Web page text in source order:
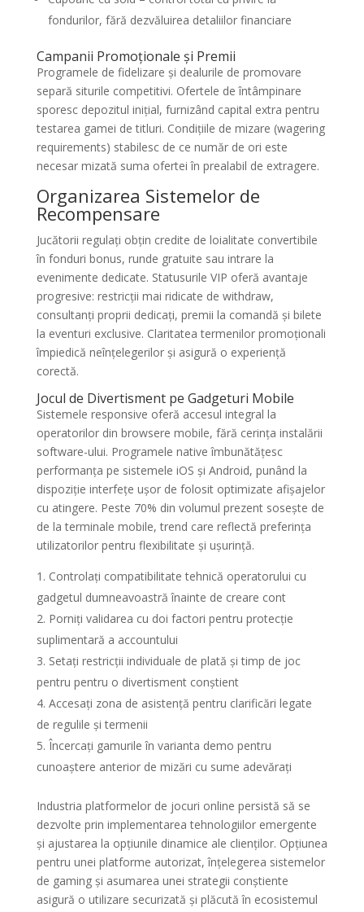
fondurilor, fără dezvăluirea detaliilor financiare
Campanii Promoționale și Premii
Programele de fidelizare și dealurile de promovare
separă siturile competitivi. Ofertele de întâmpinare
sporesc depozitul inițial, furnizând capital extra pentru
testarea gamei de titluri. Condițiile de mizare (wagering
requirements) stabilesc de ce număr de ori este
necesar mizată suma ofertei în prealabil de extragere.
Organizarea Sistemelor de
Recompensare
Jucătorii regulați obțin credite de loialitate convertibile
în fonduri bonus, runde gratuite sau intrare la
evenimente dedicate. Statusurile VIP oferă avantaje
progresive: restricții mai ridicate de withdraw,
consultanți proprii dedicați, premii la comandă și bilete
la eventuri exclusive. Claritatea termenilor promoționali
împiedică neînțelegerilor și asigură o experiență
corectă.
Jocul de Divertisment pe Gadgeturi Mobile
Sistemele responsive oferă accesul integral la
operatorilor din browsere mobile, fără cerința instalării
software-ului. Programele native îmbunătățesc
performanța pe sistemele iOS și Android, punând la
dispoziție interfețe ușor de folosit optimizate afișajelor
cu atingere. Peste 70% din volumul prezent sosește de
de la terminale mobile, trend care reflectă preferința
utilizatorilor pentru flexibilitate și ușurință.
Controlați compatibilitate tehnică operatorului cu
gadgetul dumneavoastră înainte de creare cont
Porniți validarea cu doi factori pentru protecție
suplimentară a accountului
Setați restricții individuale de plată și timp de joc
pentru pentru o divertisment conștient
Accesați zona de asistență pentru clarificări legate
de regulile și termenii
Încercați gamurile în varianta demo pentru
cunoaștere anterior de mizări cu sume adevărați
Industria platformelor de jocuri online persistă să se
dezvolte prin implementarea tehnologiilor emergente
și ajustarea la opțiunile dinamice ale clienților. Opțiunea
pentru unei platforme autorizat, înțelegerea sistemelor
de gaming și asumarea unei strategii conștiente
asigură o utilizare securizată și plăcută în ecosistemul